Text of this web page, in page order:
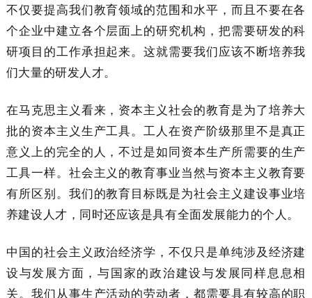
不仅要提高我们教育领域的范围和水平，而且不要在各
个企业中建立各个层面上的研究机构，把需要研发的科
研项目的工作承担起来。这就需要我们应该不断培养我
们大量的研发人才。
在马克思主义看来，资本主义社会的教育是为了培养大
批的资本主义生产工具。工人在资产阶级那里不是真正
意义上的完全的人，不过是如同资本生产所需要的生产
工具一样。社会主义的教育事业当然与资本主义教育要
有所区别。我们的教育目标既是为社会主义建设事业培
养建设人才，同时还应该是具有全面发展能力的个人。
中国的社会主义政治经济学，不仅只是单纯涉及经济建
设与发展方面，与国家的政治建设与发展同样息息相
关。我们从事生产活动的劳动者，都需要具有较高的职